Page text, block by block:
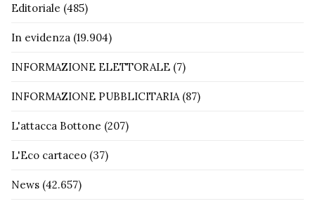
Editoriale (485)
In evidenza (19.904)
INFORMAZIONE ELETTORALE (7)
INFORMAZIONE PUBBLICITARIA(87)
L'attacca Bottone (207)
L'Eco cartaceo (37)
News (42.657)